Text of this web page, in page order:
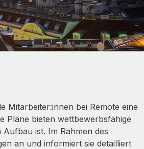
Mitarbeiter:innen bei Remote eine
Pläne bieten wettbewerbsfähige
ist. Im Rahmen des
an und informiert sie detailliert